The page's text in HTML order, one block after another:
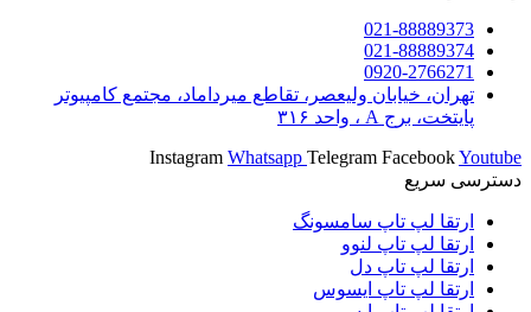
021-88889373
021-88889374
0920-2766271
تهران، خیابان ولیعصر، تقاطع میرداماد، مجتمع کامپیوتر
پایتخت، برج A ، واحد ۳۱۶
Instagram Whatsapp Telegram FacebookYoutube
دسترسی سریع
ارتقا لپ تاپ سامسونگ
ارتقا لپ تاپ لنوو
ارتقا لپ تاپ دل
ارتقا لپ تاپ ایسوس